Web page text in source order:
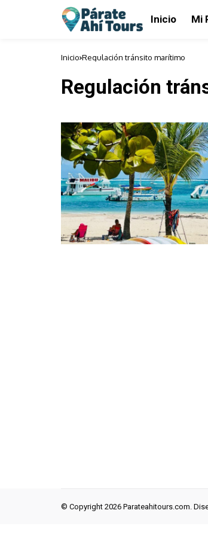
Inicio Mi
Inicio Regulación tránsito marítimo
Regulación
© Copyright 2026 Parateahitours.com.